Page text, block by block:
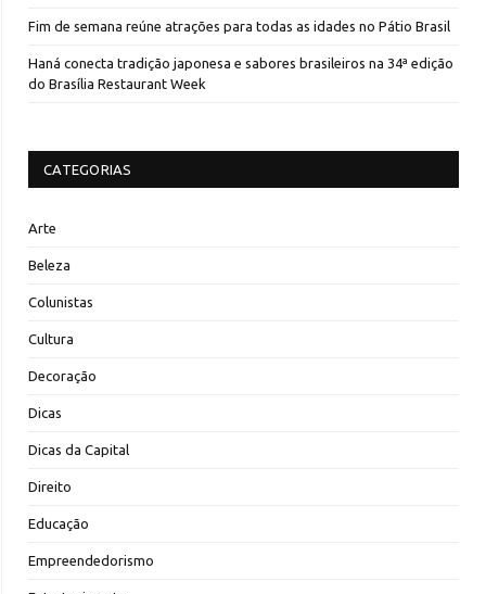
Fim de semana reúne atrações para todas as idades no Pátio Brasil
Haná conecta tradição japonesa e sabores brasileiros na 34ª edição
do Brasília Restaurant Week
CATEGORIAS
Arte
Beleza
Colunistas
Cultura
Decoração
Dicas
Dicas da Capital
Direito
Educação
Empreendedorismo